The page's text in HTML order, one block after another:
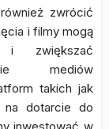
zwrócić
i filmy mogą
i zwiększać
mediów
takich jak
na dotarcie do